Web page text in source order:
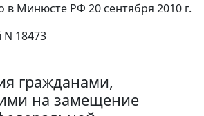
в Минюсте РФ 20 сентября 2010 г.
18473
гражданами,
на замещение